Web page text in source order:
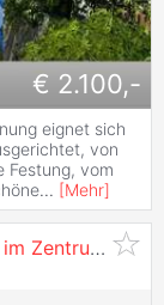
€ 2.100,-
eignet sich
von
Festung, vom
... [Mehr]
mexikanisches Spezialitätenrestaurant im Zentrum von